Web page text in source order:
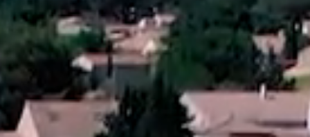
delle
chimici